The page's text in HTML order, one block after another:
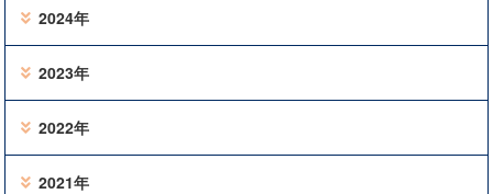
2024年
2023年
2022年
2021年